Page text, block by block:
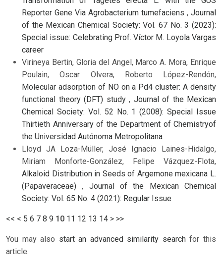
Reporter Gene Via Agrobacterium tumefaciens , Journal
of the Mexican Chemical Society: Vol. 67 No. 3 (2023):
Special issue: Celebrating Prof. Víctor M. Loyola Vargas
career
Virineya Bertin, Gloria del Angel, Marco A. Mora, Enrique
Poulain, Oscar Olvera, Roberto López-Rendón,
Molecular adsorption of NO on a Pd4 cluster: A density
functional theory (DFT) study , Journal of the Mexican
Chemical Society: Vol. 52 No. 1 (2008): Special Issue
Thirtieth Anniversary of the Department of Chemistryof
the Universidad Autónoma Metropolitana
Lloyd JA Loza-Müller, José Ignacio Laines-Hidalgo,
Miriam Monforte-González, Felipe Vázquez-Flota,
Alkaloid Distribution in Seeds of Argemone mexicana L.
(Papaveraceae), Journal of the Mexican Chemical
Society: Vol. 65 No. 4 (2021): Regular Issue
<< < 5 6 7 8 9 10 11 12 13 14 > >>
You may also start an advanced similarity searchfor this
article.